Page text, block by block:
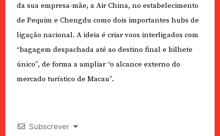
da sua empresa-mãe, a Air China, no estabelecimento
de Pequim e Chengdu como dois importantes hubs de
ligação nacional. A ideia é criar voos interligados com
“bagagem despachada até ao destino final e bilhete
único”, de forma a ampliar “o alcance externo do
mercado turístico de Macau”.
Subscrever